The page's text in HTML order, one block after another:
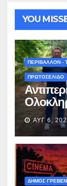
YOU
ΠΕΡΙΒΑΛΛΟΝ -
ΠΡΩΤΟΣΕΛΙΔΟ
ΑΥΓ 6,
ΔΗΜΟΣ